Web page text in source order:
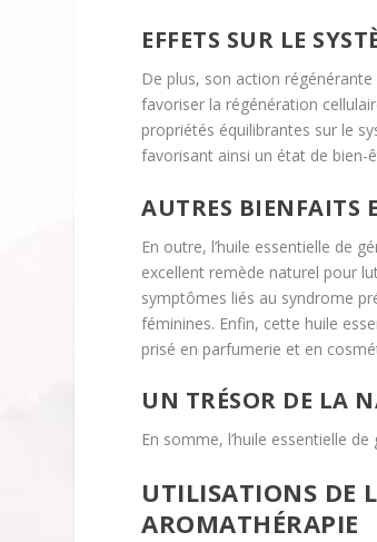
EFFETS SUR LE
De plus, son action
favoriser la régénération
propriétés équilibrantes sur le
favorisant ainsi un état de
AUTRES BIENFAITS
En outre, l’huile essentielle de
excellent remède naturel pour
symptômes liés au syndrome
féminines. Enfin, cette huile
prisé en parfumerie et en
UN TRÉSOR DE LA
En somme, l’huile essentielle
UTILISATIONS DE
AROMATHÉRAPIE